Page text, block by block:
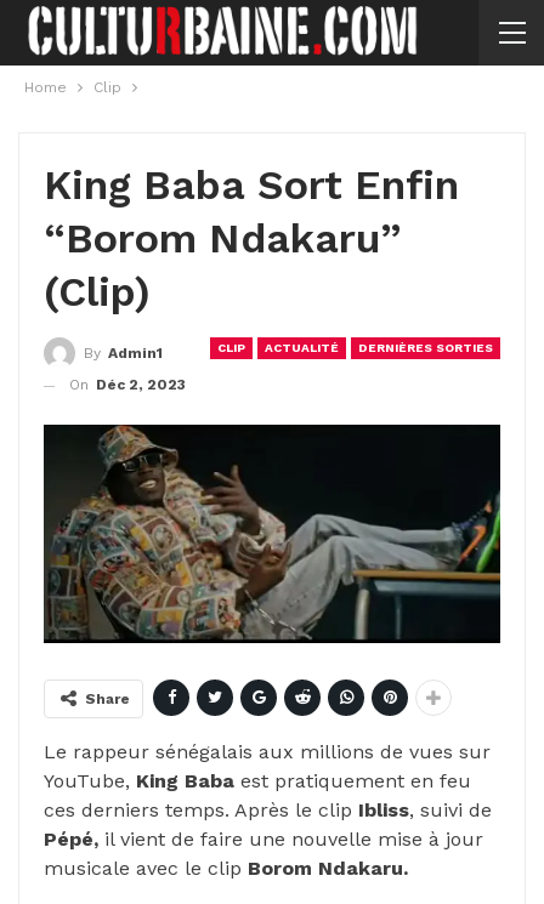
Home Clip
King Baba Sort Enfin
“Borom Ndakaru”
(Clip)
CLIP ACTUALITÉ DERNIÈRES SORTIES
By Admin1
On Déc 2, 2023
Share
Le rappeur sénégalais aux millions de vues sur
YouTube, King Baba est pratiquement en feu
ces derniers temps. Après le clip Ibliss, suivi de
Pépé, il vient de faire une nouvelle mise à jour
musicale avec le clip Borom Ndakaru.